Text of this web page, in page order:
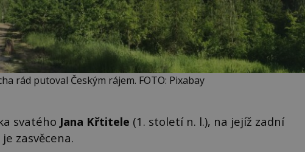
rád putoval Českým rájem. FOTO: Pixabay
svatého Jana Křtitele (1. století n. l.), na jejíž zadní
zasvěcena.